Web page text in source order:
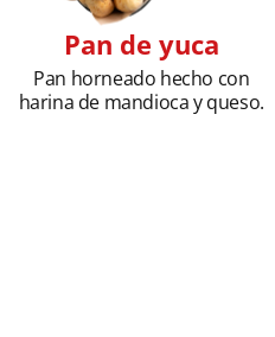
Pan de yuca
Pan horneado hecho con
harina de mandioca y queso.